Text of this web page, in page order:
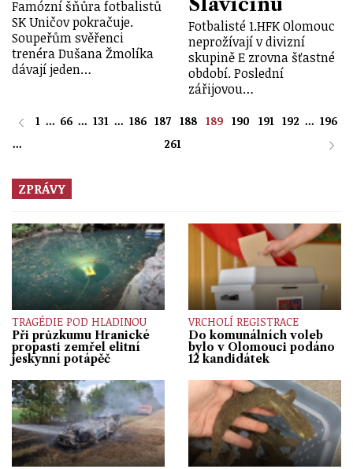
Famózní šňůra fotbalistů
SK Uničov pokračuje.
Soupeřům svěřenci
trenéra Dušana Žmolíka
dávají jeden…
Slavičínu
Fotbalisté 1.HFK Olomouc
neprožívají v divizní
skupině E zrovna šťastné
období. Poslední
zářijovou…
1 ... 66 ... 131 ... 186 187 188 189 190 191 192 ... 196
...
261
ZPRÁVY
TRAGÉDIE POD HLADINOU
Při průzkumu Hranické
propasti zemřel elitní
jeskynní potápěč
VRCHOLÍ REGISTRACE
Do komunálních voleb
bylo v Olomouci podáno
12 kandidátek